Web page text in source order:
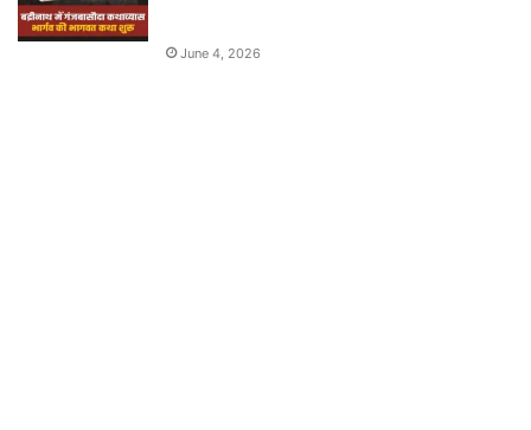
June 4, 2026